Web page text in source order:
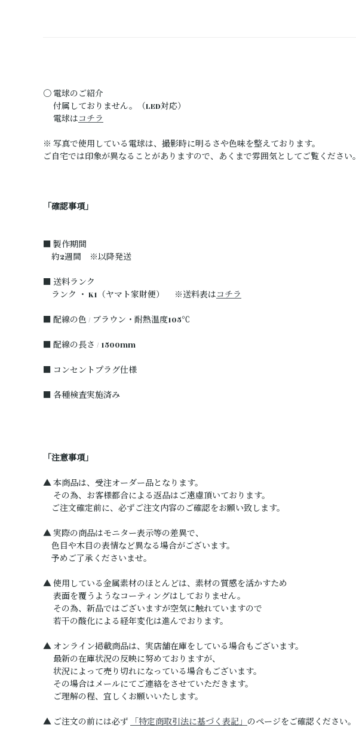
〇 電球のご紹介
付属しておりません。（LED対応）
電球はコチラ
※ 写真で使用している電球は、撮影時に明るさや色味を整えております。
ご自宅では印象が異なることがありますので、あくまで雰囲気としてご覧ください。
「確認事項」
■ 製作期間
約2週間 ※以降発送
■ 送料ランク
ランク ・ K1（ヤマト家財便） ※送料表はコチラ
■ 配線の色 / ブラウン・耐熱温度105℃
■ 配線の長さ / 1500mm
■ コンセントプラグ仕様
■ 各種検査実施済み
「注意事項」
▲ 本商品は、受注オーダー品となります。
その為、お客様都合による返品はご遠慮頂いております。
ご注文確定前に、必ずご注文内容のご確認をお願い致します。
▲ 実際の商品はモニター表示等の差異で、
色目や木目の表情など異なる場合がございます。
予めご了承くださいませ。
▲ 使用している金属素材のほとんどは、素材の質感を活かすため
表面を覆うようなコーティングはしておりません。
その為、新品ではございますが空気に触れていますので
若干の酸化による経年変化は進んでおります。
▲ オンライン掲載商品は、実店舗在庫をしている場合もございます。
最新の在庫状況の反映に努めておりますが、
状況によって売り切れになっている場合もございます。
その場合はメールにてご連絡をさせていただきます。
ご理解の程、宜しくお願いいたします。
▲ ご注文の前には必ず 「特定商取引法に基づく表記」のページをご確認ください。